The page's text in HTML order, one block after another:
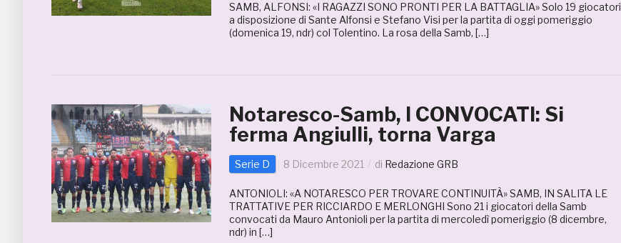
SAMB, ALFONSI: «I RAGAZZI SONO PRONTI PER LA BATTAGLIA» Solo 19 giocatori
a disposizione di Sante Alfonsi e Stefano Visi per la partita di oggi pomeriggio
(domenica 19, ndr) col Tolentino. La rosa della Samb, […]
Notaresco-Samb, I CONVOCATI: Si
ferma Angiulli, torna Varga
Serie D 8 Dicembre 2021 di Redazione GRB
ANTONIOLI: «A NOTARESCO PER TROVARE CONTINUITÀ» SAMB, IN SALITA LE
TRATTATIVE PER RICCIARDO E MERLONGHI Sono 21 i giocatori della Samb
convocati da Mauro Antonioli per la partita di mercoledì pomeriggio (8 dicembre,
ndr) in […]